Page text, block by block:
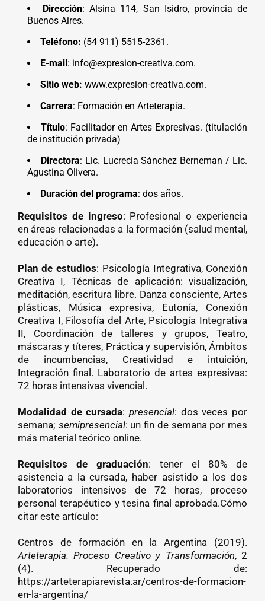
Dirección: Alsina 114, San Isidro, provincia de
Buenos Aires.
Teléfono: (54 911) 5515-2361.
E-mail: info@expresion-creativa.com.
Sitio web: www.expresion-creativa.com.
Carrera: Formación en Arteterapia.
Título: Facilitador en Artes Expresivas. (titulación
de institución privada)
Directora: Lic. Lucrecia Sánchez Berneman / Lic.
Agustina Olivera.
Duración del programa: dos años.
Requisitos de ingreso: Profesional o experiencia
en áreas relacionadas a la formación (salud mental,
educación o arte).
Plan de estudios: Psicología Integrativa, Conexión
Creativa I, Técnicas de aplicación: visualización,
meditación, escritura libre. Danza consciente, Artes
plásticas, Música expresiva, Eutonía, Conexión
Creativa I, Filosofía del Arte, Psicología Integrativa
II, Coordinación de talleres y grupos, Teatro,
máscaras y títeres, Práctica y supervisión, Ámbitos
de incumbencias, Creatividad e intuición,
Integración final. Laboratorio de artes expresivas:
72 horas intensivas vivencial.
Modalidad de cursada: presencial: dos veces por
semana; semipresencial: un fin de semana por mes
más material teórico online.
Requisitos de graduación: tener el 80% de
asistencia a la cursada, haber asistido a los dos
laboratorios intensivos de 72 horas, proceso
personal terapéutico y tesina final aprobada.Cómo
citar este artículo:
Centros de formación en la Argentina (2019).
Arteterapia. Proceso Creativo y Transformación, 2
(4). Recuperado de:
https://arteterapiarevista.ar/centros-de-formacion-
en-la-argentina/